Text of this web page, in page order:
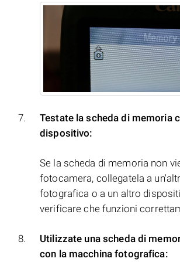
Testate la scheda di memoria
dispositivo:
Se la scheda di memoria non
fotocamera, collegatela a
fotografica o a un altro
verificare che funzioni
Utilizzate una scheda di
con la macchina fotografica: